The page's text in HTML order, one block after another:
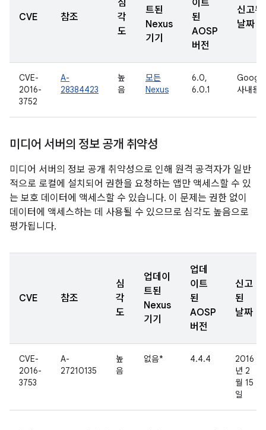
CVE 참조
심
각
도
트된
Nexus
기기
이트
된
AOSP
버전
신고된
날짜
CVE-
2016-
3752
A-
28384423
높
음
모든
Nexus
6.0,
6.0.1
Google
사내용
미디어 서버의 정보 공개 취약성
미디어 서버의 정보 공개 취약성으로 인해 원격 공격자가 일반
적으로 로컬에 설치되어 권한을 요청하는 앱만 액세스할 수 있
는 보호 데이터에 액세스할 수 있습니다. 이 문제는 권한 없이
데이터에 액세스하는 데 사용될 수 있으므로 심각도 높음으로
평가됩니다.
CVE 참조
심
각
도
업데이
트된
Nexus
기기
업데
이트
된
AOSP
버전
신고
된
날짜
CVE-
2016-
3753
A-
27210135
높
음
없음* 4.4.4
2016
년 2
월 15
일